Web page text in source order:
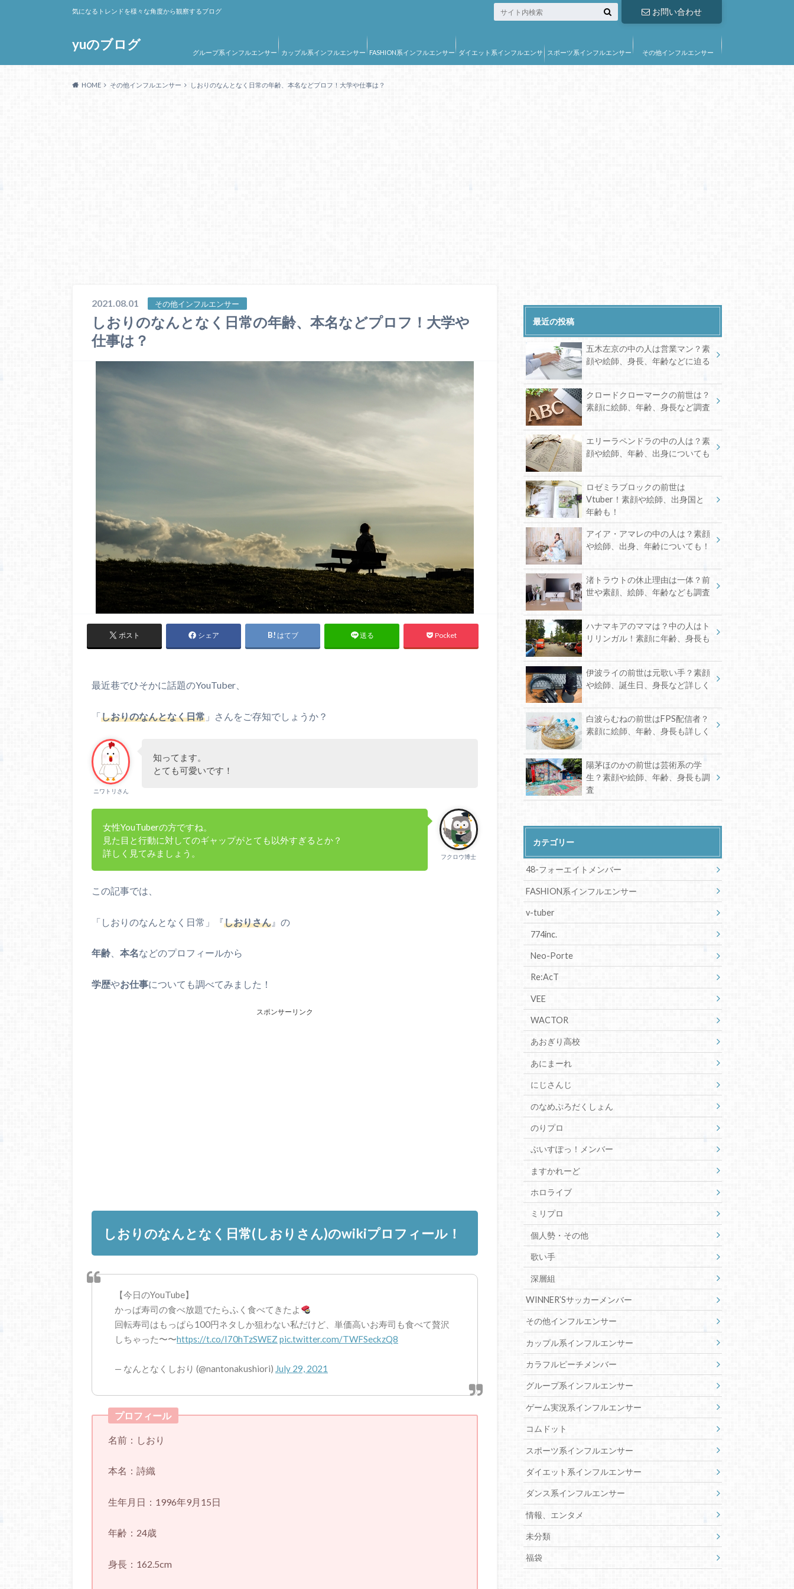
yuのブログ
気になるトレンドを様々な角度から観察するブログ お問い合わせ
グループ系インフルエンサー カップル系インフルエンサー FASHION系インフルエンサー ダイエット系インフルエンサ スポーツ系インフルエンサー その他インフルエンサー
HOME その他インフルエンサー しおりのなんとなく日常の年齢、本名などプロフ！大学や仕事は？
2021.08.01 その他インフルエンサー
しおりのなんとなく日常の年齢、本名などプロフ！大学や
仕事は？
ポスト シェア はてブ 送る Pocket
最近巷でひそかに話題のYouTuber、
「しおりのなんとなく日常 」さんをご存知でしょうか？
ニワトリさん
知ってます。
とても可愛いです！
フクロウ博士
女性YouTuberの方ですね。
見た目と行動に対してのギャップがとても以外すぎるとか？
詳しく見てみましょう。
この記事では、
「しおりのなんとなく日常」『しおりさん 』の
年齢 本名などのプロフィールから
学歴やお仕事についても調べてみました！
スポンサーリンク
しおりのなんとなく日常(しおりさん)のwikiプロフィール！
【今日のYouTube】
かっぱ寿司の食べ放題でたらふく食べてきたよ
回転寿司はもっぱら100円ネタしか狙わない私だけど、単価高いお寿司も食べて贅沢
しちゃった〜〜https://t.co/I70hTzSWEZ pic.twitter.com/TWFSeckzQ8
— なんとなくしおり (@nantonakushiori) July 29, 2021
プロフィール
名前：しおり
本名：詩織
生年月日：1996年9月15日
年齢：24歳
身長：162.5cm
最近の投稿
五木左京の中の人は営業マン？素
顔や絵師、身長、年齢などに迫る
クロードクローマークの前世は？
素顔に絵師、年齢、身長など調査
エリーラペンドラの中の人は？素
顔や絵師、年齢、出身についても
ロゼミラブロックの前世は
Vtuber！素顔や絵師、出身国と
年齢も！
アイア・アマレの中の人は？素顔
や絵師、出身、年齢についても！
渚トラウトの休止理由は一体？前
世や素顔、絵師、年齢なども調査
ハナマキアのママは？中の人はト
リリンガル！素顔に年齢、身長も
伊波ライの前世は元歌い手？素顔
や絵師、誕生日、身長など詳しく
白波らむねの前世はFPS配信者？
素顔に絵師、年齢、身長も詳しく
陽茅ほのかの前世は芸術系の学
生？素顔や絵師、年齢、身長も調
査
カテゴリー
48-フォーエイトメンバー
FASHION系インフルエンサー
v-tuber
774inc.
Neo-Porte
Re:AcT
VEE
WACTOR
あおぎり高校
あにまーれ
にじさんじ
のなめぷろだくしょん
のりプロ
ぶいすぽっ！メンバー
ますかれーど
ホロライブ
ミリプロ
個人勢・その他
歌い手
深層組
WINNER’Sサッカーメンバー
その他インフルエンサー
カップル系インフルエンサー
カラフルピーチメンバー
グループ系インフルエンサー
ゲーム実況系インフルエンサー
コムドット
スポーツ系インフルエンサー
ダイエット系インフルエンサー
ダンス系インフルエンサー
情報、エンタメ
未分類
福袋